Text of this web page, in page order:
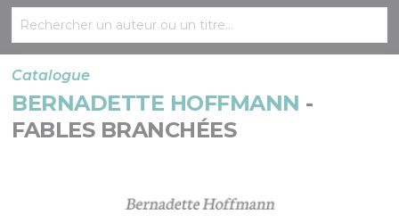
Catalogue
BERNADETTE HOFFMANN -
FABLES BRANCHÉES